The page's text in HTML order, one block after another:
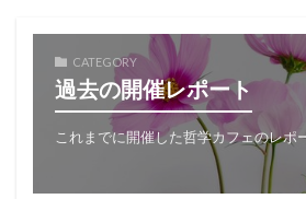
CATEGORY
過去の開催レポート
これまでに開催した哲学カフェのレポ